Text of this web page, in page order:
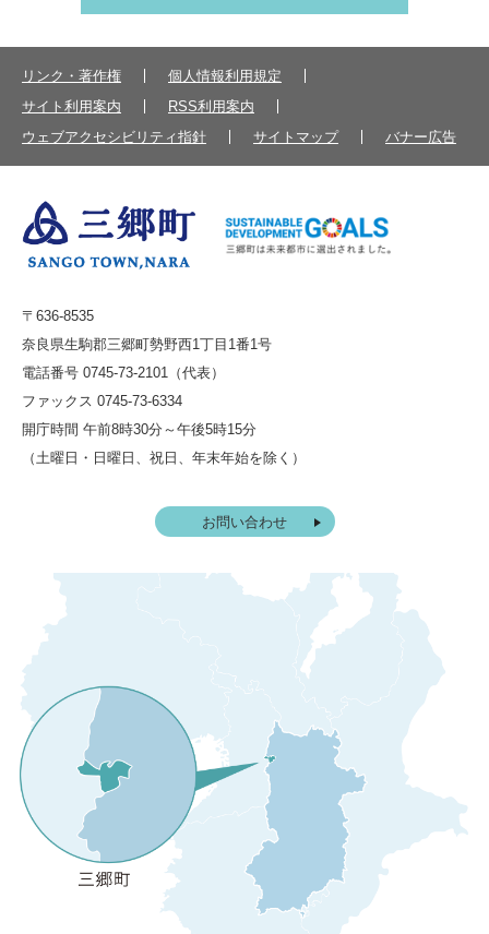
リンク・著作権
個人情報利用規定
サイト利用案内
RSS利用案内
ウェブアクセシビリティ指針
サイトマップ バナー広告
〒636-8535
奈良県生駒郡三郷町勢野西1丁目1番1号
電話番号 0745-73-2101（代表）
ファックス 0745-73-6334
開庁時間 午前8時30分～午後5時15分
（土曜日・日曜日、祝日、年末年始を除く）
お問い合わせ